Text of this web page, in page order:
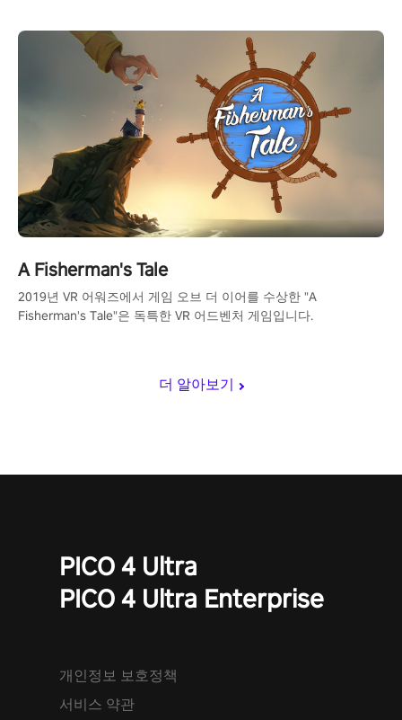
더 알아보기
A Fisherman's Tale
2019년 VR 어워즈에서 게임 오브 더 이어를 수상한 "A
Fisherman's Tale"은 독특한 VR 어드벤처 게임입니다.
PICO 4 Ultra
PICO 4 Ultra Enterprise
개인정보 보호정책
서비스 약관